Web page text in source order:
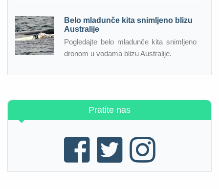
Belo mladunče kita snimljeno blizu
Australije
Pogledajte belo mladunče kita snimljeno
dronom u vodama blizu Australije.
Pratite nas